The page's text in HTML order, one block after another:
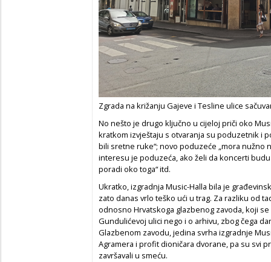
Zgrada na križanju Gajeve i Tesline ulice
No nešto je drugo ključno u cijeloj priči oko
kratkom izvještaju s otvaranja su poduzetnik i
bili sretne ruke“; novo poduzeće „mora nužno
interesu je poduzeća, ako želi da koncerti
poradi oko toga“ itd.
Ukratko, izgradnja Music-Halla bila je
zato danas vrlo teško ući u trag. Za razliku od
odnosno Hrvatskoga glazbenog zavoda, koji
Gundulićevoj ulici nego i o arhivu, zbog čega
Glazbenom zavodu, jedina svrha izgradnje
Agramera i profit dioničara dvorane, pa su svi
završavali u smeću.